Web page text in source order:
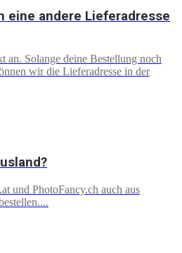
eine andere Lieferadresse
an. Solange deine Bestellung noch
wir die Lieferadresse in der
und PhotoFancy.ch auch aus